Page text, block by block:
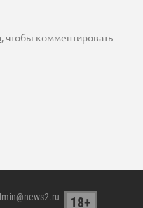
, чтобы комментировать
18+